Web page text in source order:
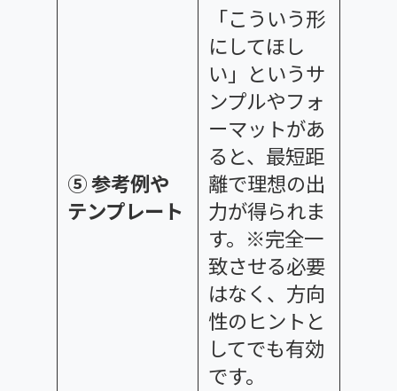
⑤ 参考例や
テンプレート
「こういう形
にしてほし
い」というサ
ンプルやフォ
ーマットがあ
ると、最短距
離で理想の出
力が得られま
す。※完全一
致させる必要
はなく、方向
性のヒントと
してでも有効
です。